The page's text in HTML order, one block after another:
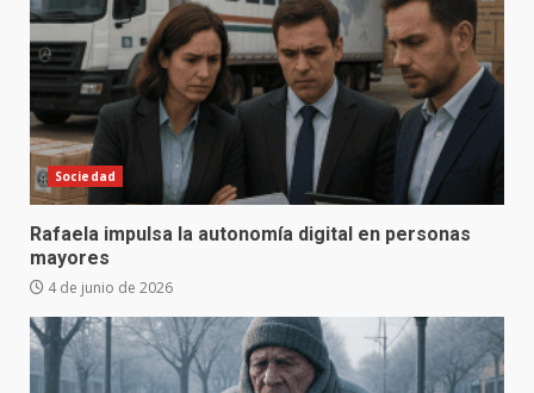
Sociedad
Rafaela impulsa la autonomía digital en personas
mayores
4 de junio de 2026